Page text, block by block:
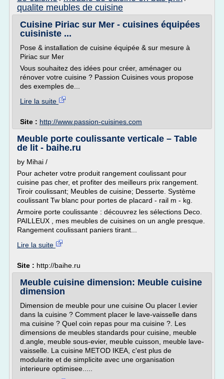
qualite meubles de cuisine
Cuisine Piriac sur Mer - cuisines équipées
cuisiniste ...
Pose & installation de cuisine équipée & sur mesure à
Piriac sur Mer
Vous souhaitez des idées pour créer, aménager ou
rénover votre cuisine ? Passion Cuisines vous propose
des exemples de...
Lire la suite
Site : http://www.passion-cuisines.com
Meuble porte coulissante verticale – Table
de lit - baihe.ru
by Mihai /
Pour acheter votre produit rangement coulissant pour
cuisine pas cher, et profiter des meilleurs prix rangement.
Tiroir coulissant; Meubles de cuisine; Desserte. Système
coulissant Tw blanc pour portes de placard - rail m - kg.
Armoire porte coulissante : découvrez les sélections Deco.
PAILLEUX , mes meubles de cuisines on un angle presque.
Rangement coulissant paniers tirant...
Lire la suite
Site : http://baihe.ru
Meuble cuisine dimension: Meuble cuisine
dimension
Dimension de meuble pour une cuisine Ou placer l.evier
dans la cuisine ? Comment placer le lave-vaisselle dans
ma cuisine ? Quel coin repas pour ma cuisine ?. Les
dimensions de meubles standards pour cuisine, meuble
d.angle, meuble sous-evier, meuble cuisson, meuble lave-
vaisselle. La cuisine METOD IKEA, c'est plus de
modularite et de simplicite avec une organisation
interieure optimisee.....